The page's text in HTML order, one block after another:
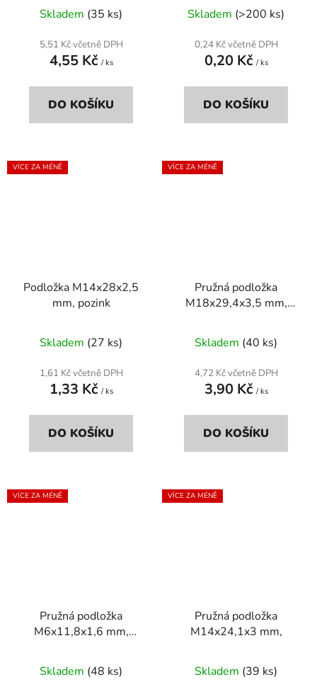
Skladem (35 ks)
5,51 Kč včetně DPH
4,55 Kč / ks
DO KOŠÍKU
Skladem (>200 ks)
0,24 Kč včetně DPH
0,20 Kč / ks
DO KOŠÍKU
VÍCE ZA MÉNĚ
Podložka M14x28x2,5
mm, pozink
Skladem (27 ks)
1,61 Kč včetně DPH
1,33 Kč / ks
DO KOŠÍKU
VÍCE ZA MÉNĚ
Pružná podložka
M18x29,4x3,5 mm,
Skladem (40 ks)
4,72 Kč včetně DPH
3,90 Kč / ks
DO KOŠÍKU
VÍCE ZA MÉNĚ
Pružná podložka
M6x11,8x1,6 mm,
Skladem (48 ks)
VÍCE ZA MÉNĚ
Pružná podložka
M14x24,1x3 mm,
Skladem (39 ks)